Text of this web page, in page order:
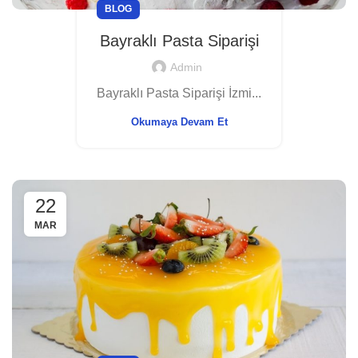
BLOG
Bayraklı Pasta Siparişi
Admin
Bayraklı Pasta Siparişi İzmi...
Okumaya Devam Et
22
MAR